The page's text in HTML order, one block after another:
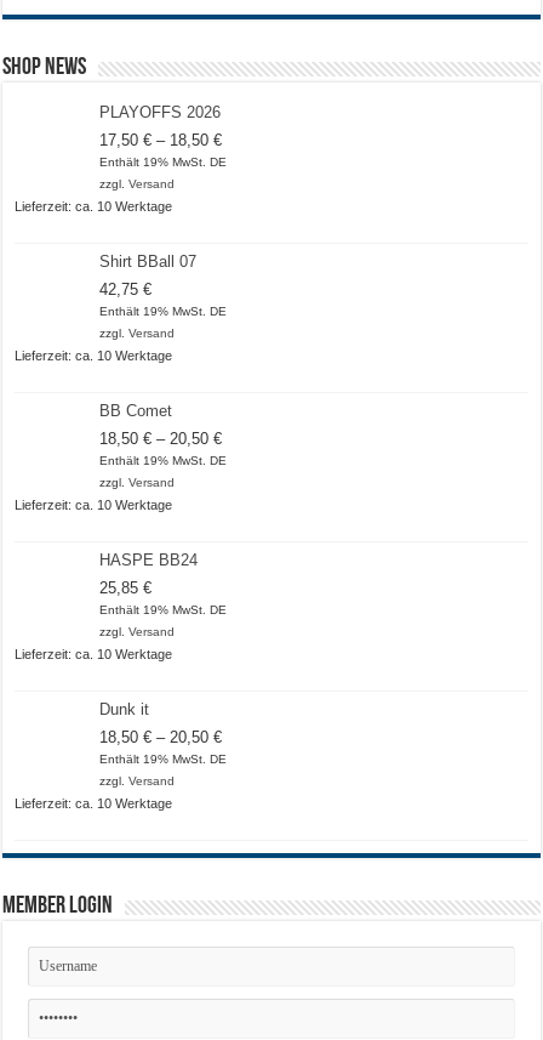
Shop News
PLAYOFFS 2026
17,50€ – 18,50€Preisspanne:
17,50 €
Enthält 19% MwSt. DE
zzgl.Versand
Lieferzeit: ca. 10 Werktage
Shirt BBall 07
42,75€
Enthält 19% MwSt. DE
zzgl.Versand
Lieferzeit: ca. 10 Werktage
BB Comet
18,50€ – 20,50€Preisspanne:
18,50 €
Enthält 19% MwSt. DE
zzgl.Versand
Lieferzeit: ca. 10 Werktage
HASPE BB24
25,85€
Enthält 19% MwSt. DE
zzgl.Versand
Lieferzeit: ca. 10 Werktage
Dunk it
18,50€ – 20,50€Preisspanne:
18,50 €
Enthält 19% MwSt. DE
zzgl.Versand
Lieferzeit: ca. 10 Werktage
Member Login